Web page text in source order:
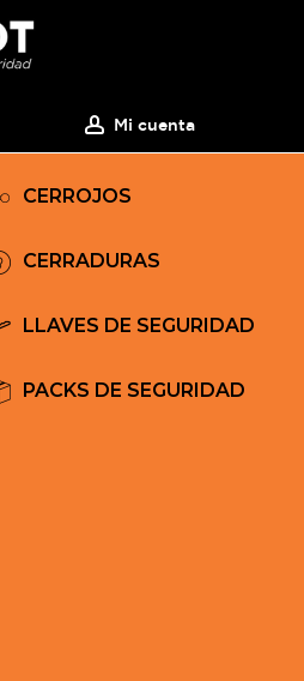
Mi cuenta
CERROJOS
CERRADURAS
LLAVES DE SEGURIDAD
PACKS DE SEGURIDAD